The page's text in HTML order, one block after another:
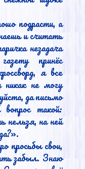
подрасти, а
и считать
незадача
принёс
я все
никак не могу
да письмо
такой:
нельзя, на ней
просьбы свои,
забыл. Знаю